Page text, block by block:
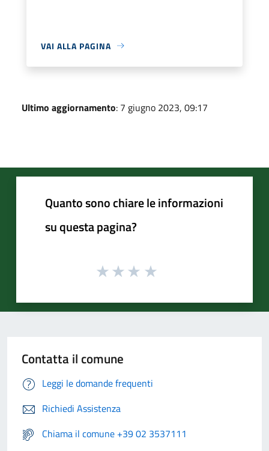
VAI ALLA PAGINA
Ultimo aggiornamento: 7 giugno 2023, 09:17
Quanto sono chiare le informazioni
su questa pagina?
Contatta il comune
Leggi le domande frequenti
Richiedi Assistenza
Chiama il comune +39 02 3537111